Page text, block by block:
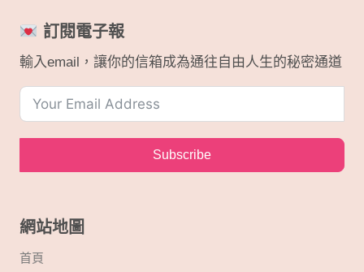
v
i
g
a
訂閱電子報
輸入email，讓你的信箱成為通往自由人生的秘密通道
Subscribe
網站地圖
首頁